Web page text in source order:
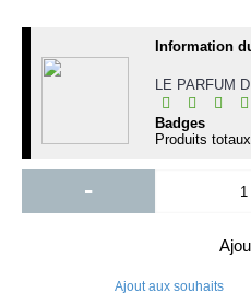
Information
LE PARFUM
Badges
Produits totaux
-
Ajout aux souhaits